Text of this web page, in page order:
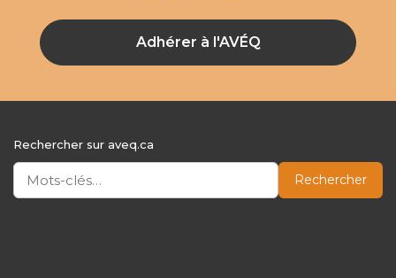
Adhérer à l'AVÉQ
Rechercher sur aveq.ca
Rechercher